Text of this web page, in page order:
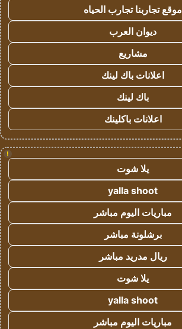
موقع تجاربنا تجارب الحياه
ديوان العرب
مشاريع
اعلانات باك لينك
باك لينك
اعلانات باكلينك
!
يلا شوت
yalla shoot
مباريات اليوم مباشر
برشلونة مباشر
ريال مدريد مباشر
يلا شوت
yalla shoot
مباريات اليوم مباشر